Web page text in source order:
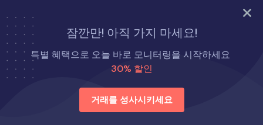
지금 바로 시도해 보세요
잠깐만! 아직 가지 마세요!
특별 혜택으로 오늘 바로 모니터링을 시작하세요
30% 할인
거래를 성사시키세요
홈 방법
방법